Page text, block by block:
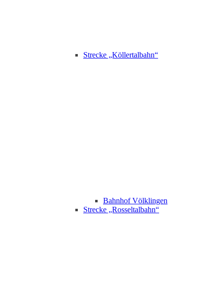
Strecke „Köllertalbahn“
Bahnhof Völklingen
Strecke „Rosseltalbahn“